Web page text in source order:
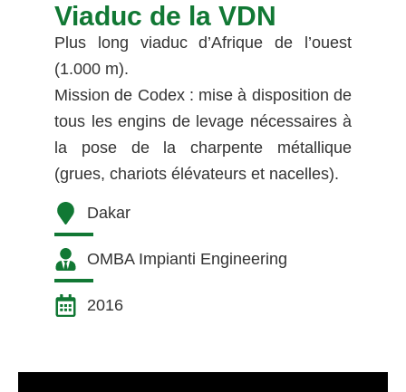
Viaduc de la VDN
Plus long viaduc d’Afrique de l’ouest
(1.000 m).
Mission de Codex : mise à disposition de
tous les engins de levage nécessaires à
la pose de la charpente métallique
(grues, chariots élévateurs et nacelles).
Dakar
OMBA Impianti Engineering
2016